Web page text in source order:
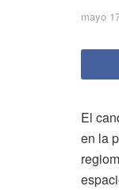
mayo
El
en la